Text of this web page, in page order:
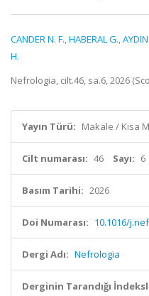
CANDER N. F.,HABERAL G.,AYDIN
H.
Nefrologia, cilt.46, sa.6, 2026
Yayın Türü: Makale / Kısa
Cilt numarası: 46 Sayı: 6
Basım Tarihi: 2026
Doi Numarası: 10.1016/
Dergi Adı: Nefrologia
Derginin Tarandığı